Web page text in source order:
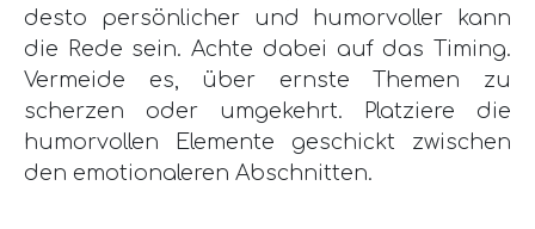
desto persönlicher und humorvoller kann
die Rede sein. Achte dabei auf das Timing.
Vermeide es, über ernste Themen zu
scherzen oder umgekehrt. Platziere die
humorvollen Elemente geschickt zwischen
den emotionaleren Abschnitten.